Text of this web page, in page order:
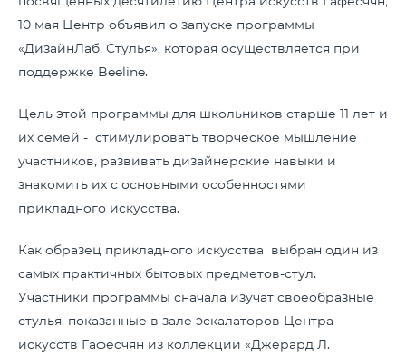
10 мая Центр объявил о запуске программы
«ДизайнЛаб. Стулья», которая осуществляется при
поддержке Beeline.
Цель этой программы для школьников старше 11 лет и
их семей - стимулировать творческое мышление
участников, развивать дизайнерские навыки и
знакомить их с основными особенностями
прикладного искусства.
Как образец прикладного искусства выбран один из
самых практичных бытовых предметов-стул.
Участники программы сначала изучат своеобразные
стулья, показанные в зале эскалаторов Центра
искусств Гафесчян из коллекции «Джерард Л.